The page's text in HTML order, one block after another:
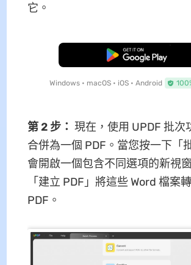
它。
免費下載
Windows • macOS • iOS • Android
第 2 步： 現在，使用 UPDF 批次
合併為一個 PDF。當您按一下「
會開啟一個包含不同選項的新視
「建立 PDF」將這些 Word 檔案
PDF。